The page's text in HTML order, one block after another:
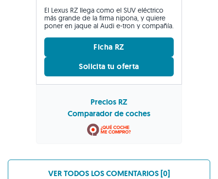
El Lexus RZ llega como el SUV eléctrico
más grande de la firma nipona, y quiere
poner en jaque al Audi e-tron y compañía.
Ficha RZ
Solicita tu oferta
Precios RZ
Comparador de coches
VER TODOS LOS COMENTARIOS [0]